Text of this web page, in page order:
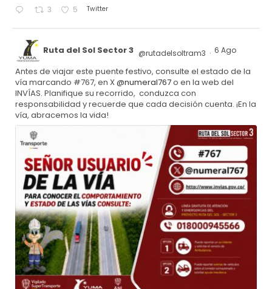
3 5 Twitter
Ruta del Sol Sector 3 @rutadelsoltram3 · 6 Ago
Antes de viajar este puente festivo, consulte el estado de la
vía marcando #767, en X@numeral767o en la web del
INVÍAS. Planifique su recorrido, conduzca con
responsabilidad y recuerde que cada decisión cuenta. ¡En la
vía, abracemos la vida!